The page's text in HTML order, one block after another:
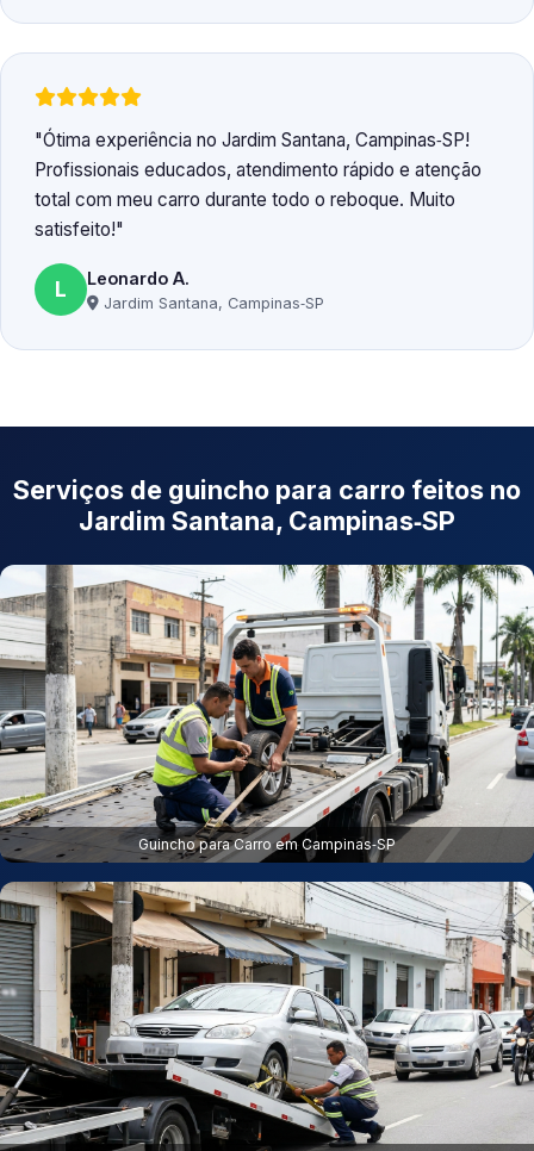
Ótima experiência no Jardim Santana, Campinas‑SP!
Profissionais educados, atendimento rápido e atenção
total com meu carro durante todo o reboque. Muito
satisfeito!
L Leonardo A.
Jardim Santana, Campinas‑SP
Serviços de guincho para carro feitos no
Jardim Santana, Campinas‑SP
Guincho para Carro em Campinas‑SP